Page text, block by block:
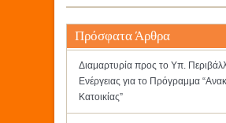
Πρόσφατα Άρθρα
Διαμαρτυρία προς το Υπ.
Ενέργειας για το Πρόγραμμα
Κατοικίας”